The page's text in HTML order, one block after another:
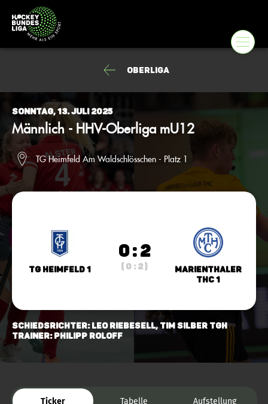
Oberliga
Sonntag, 13. Juli 2025
Männlich - HHV-Oberliga mU12
TG Heimfeld Am Waldschlösschen - Platz 1
TG Heimfeld 1
0 : 2
( 0 : 2 )
Marienthaler
THC 1
Schiedsrichter: Leo Riebesell, Tim Silber TGH
Trainer: Philipp Roloff
Ticker Tabelle Aufstellung